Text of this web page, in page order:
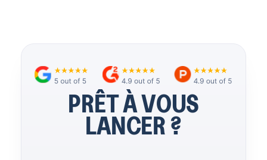
PRÊT À VOUS
LANCER ?